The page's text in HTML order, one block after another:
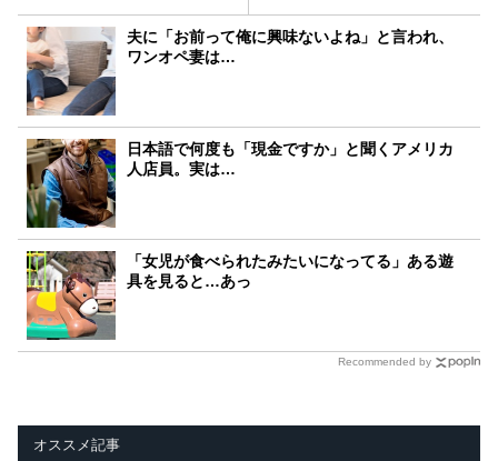
夫に「お前って俺に興味ないよね」と言われ、
ワンオペ妻は…
日本語で何度も「現金ですか」と聞くアメリカ
人店員。実は…
「女児が食べられたみたいになってる」ある遊
具を見ると…あっ
Recommended by
オススメ記事